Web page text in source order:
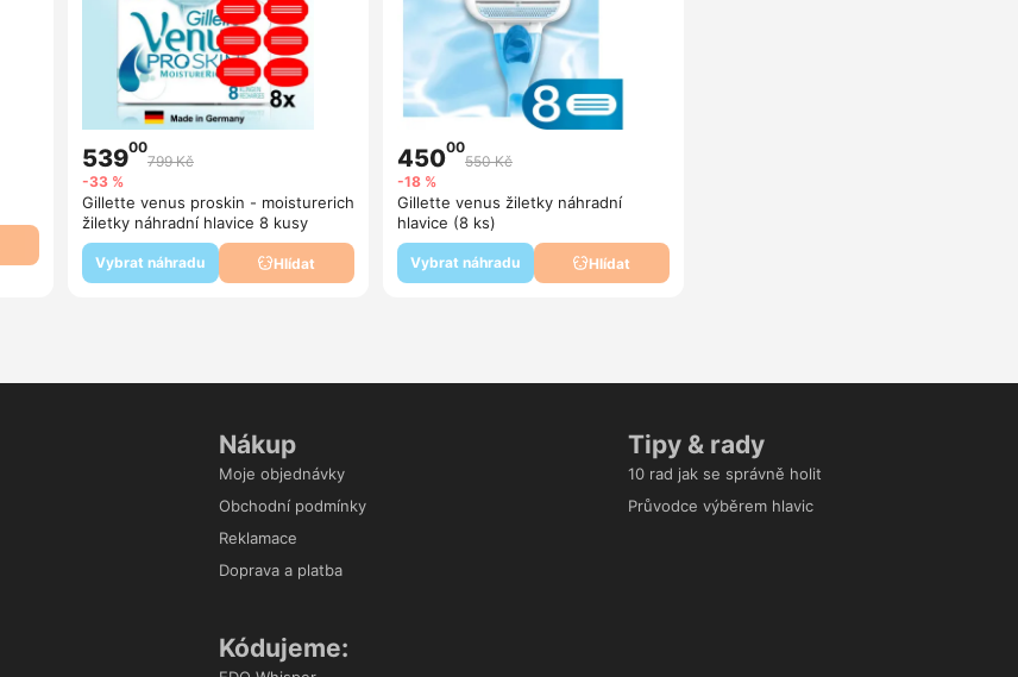
53900
799 Kč
-33 %
Gillette venus proskin - moisturerich
žiletky náhradní hlavice 8 kusy
Vybrat náhradu Hlídat
45000
550 Kč
-18 %
Gillette venus žiletky náhradní
hlavice (8 ks)
Vybrat náhradu Hlídat
Nákup
Moje objednávky
Obchodní podmínky
Reklamace
Doprava a platba
Tipy & rady
10 rad jak se správně holit
Průvodce výběrem hlavic
Kódujeme: